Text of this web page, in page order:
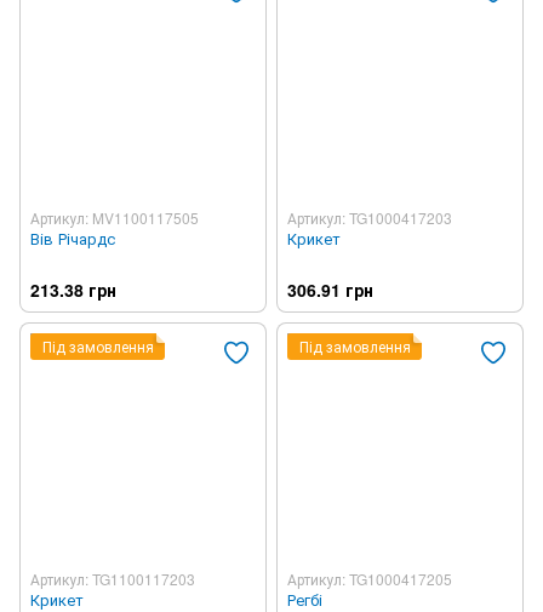
Артикул: MV1100117505
Вів Річардс
213.38 грн
Артикул: TG1000417203
Крикет
306.91 грн
Під замовлення
Артикул: TG1100117203
Крикет
Під замовлення
Артикул: TG1000417205
Регбі